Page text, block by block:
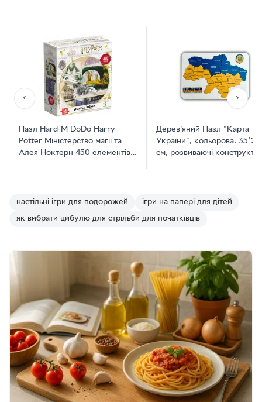
‹
Пазл Hard-M DoDo Harry
Potter Міністерство магії та
Алея Ноктерн 450 елементів
Дерев'яний Пазл "Карта
України", кольорова, 35*23
см, розвиваючі
›
настільні ігри для подорожей ігри на папері для дітей
як вибрати цибулю для стрільби для початківців